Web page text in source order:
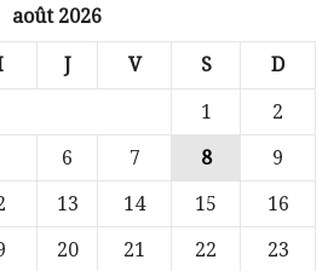
août 2026
J V S D
1
2
6 7 8
9
13 14 15
16
20 21 22
23